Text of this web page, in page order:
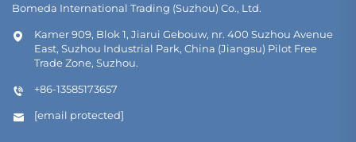
Bomeda International Trading (Suzhou) Co., Ltd.
Kamer 909, Blok 1, Jiarui Gebouw, nr. 400 Suzhou Avenue
East, Suzhou Industrial Park, China (Jiangsu) Pilot Free
Trade Zone, Suzhou.
+86-13585173657
[email protected]